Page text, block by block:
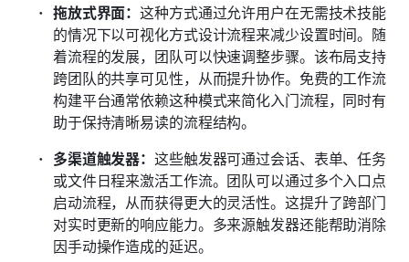
拖放式界面：这种方式通过允许用户在无需技术技能
的情况下以可视化方式设计流程来减少设置时间。随
着流程的发展，团队可以快速调整步骤。该布局支持
跨团队的共享可见性，从而提升协作。免费的工作流
构建平台通常依赖这种模式来简化入门流程，同时有
助于保持清晰易读的流程结构。
多渠道触发器：这些触发器可通过会话、表单、任务
或文件日程来激活工作流。团队可以通过多个入口点
启动流程，从而获得更大的灵活性。这提升了跨部门
对实时更新的响应能力。多来源触发器还能帮助消除
因手动操作造成的延迟。